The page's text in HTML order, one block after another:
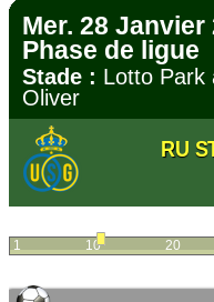
Mer. 28 Janvier
Phase de ligue
Stade : Lotto
Oliver
RU
1 10 20